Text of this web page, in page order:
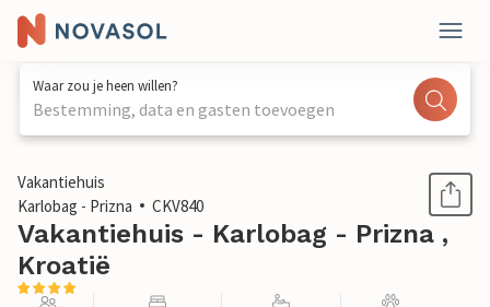
Waar zou je heen willen?
Bestemming, data en gasten toevoegen
1 / 40
Vakantiehuis
Karlobag - Prizna
CKV840
Vakantiehuis - Karlobag - Prizna ,
Kroatië